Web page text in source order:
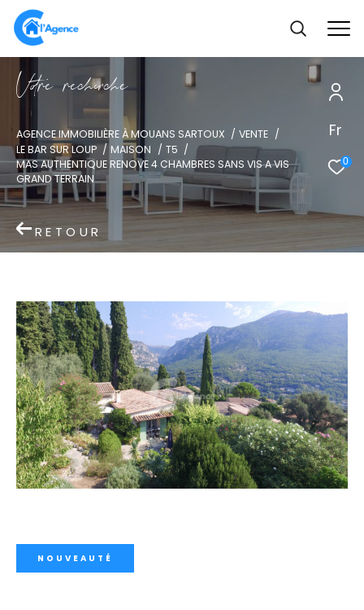
Fr
0
Vore recece
AGENCE IMMOBILIÈRE À MOUANS SARTOUX
VENTE
LE BAR SUR LOUP
MAISON
T5
MAS AUTHENTIQUE RENOVE 4 CHAMBRES SANS VIS A VIS
GRAND TERRAIN
RETOUR
NOUVEAUTÉ